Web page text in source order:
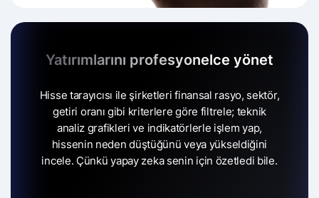
Yatırımlarını profesyonelce yönet
Hisse tarayıcısı ile şirketleri finansal rasyo, sektör,
getiri oranı gibi kriterlere göre filtrele; teknik
analiz grafikleri ve indikatörlerle işlem yap,
hissenin neden düştüğünü veya yükseldiğini
incele. Çünkü yapay zeka senin için özetledi bile.